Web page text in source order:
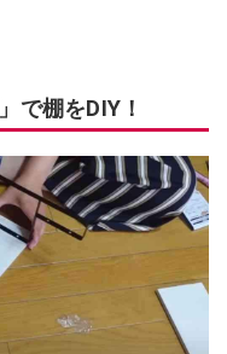
で棚をDIY！